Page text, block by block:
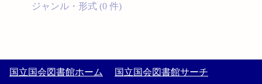
ジャンル・形式 (0 件)
国立国会図書館ホーム 国立国会図書館サーチ